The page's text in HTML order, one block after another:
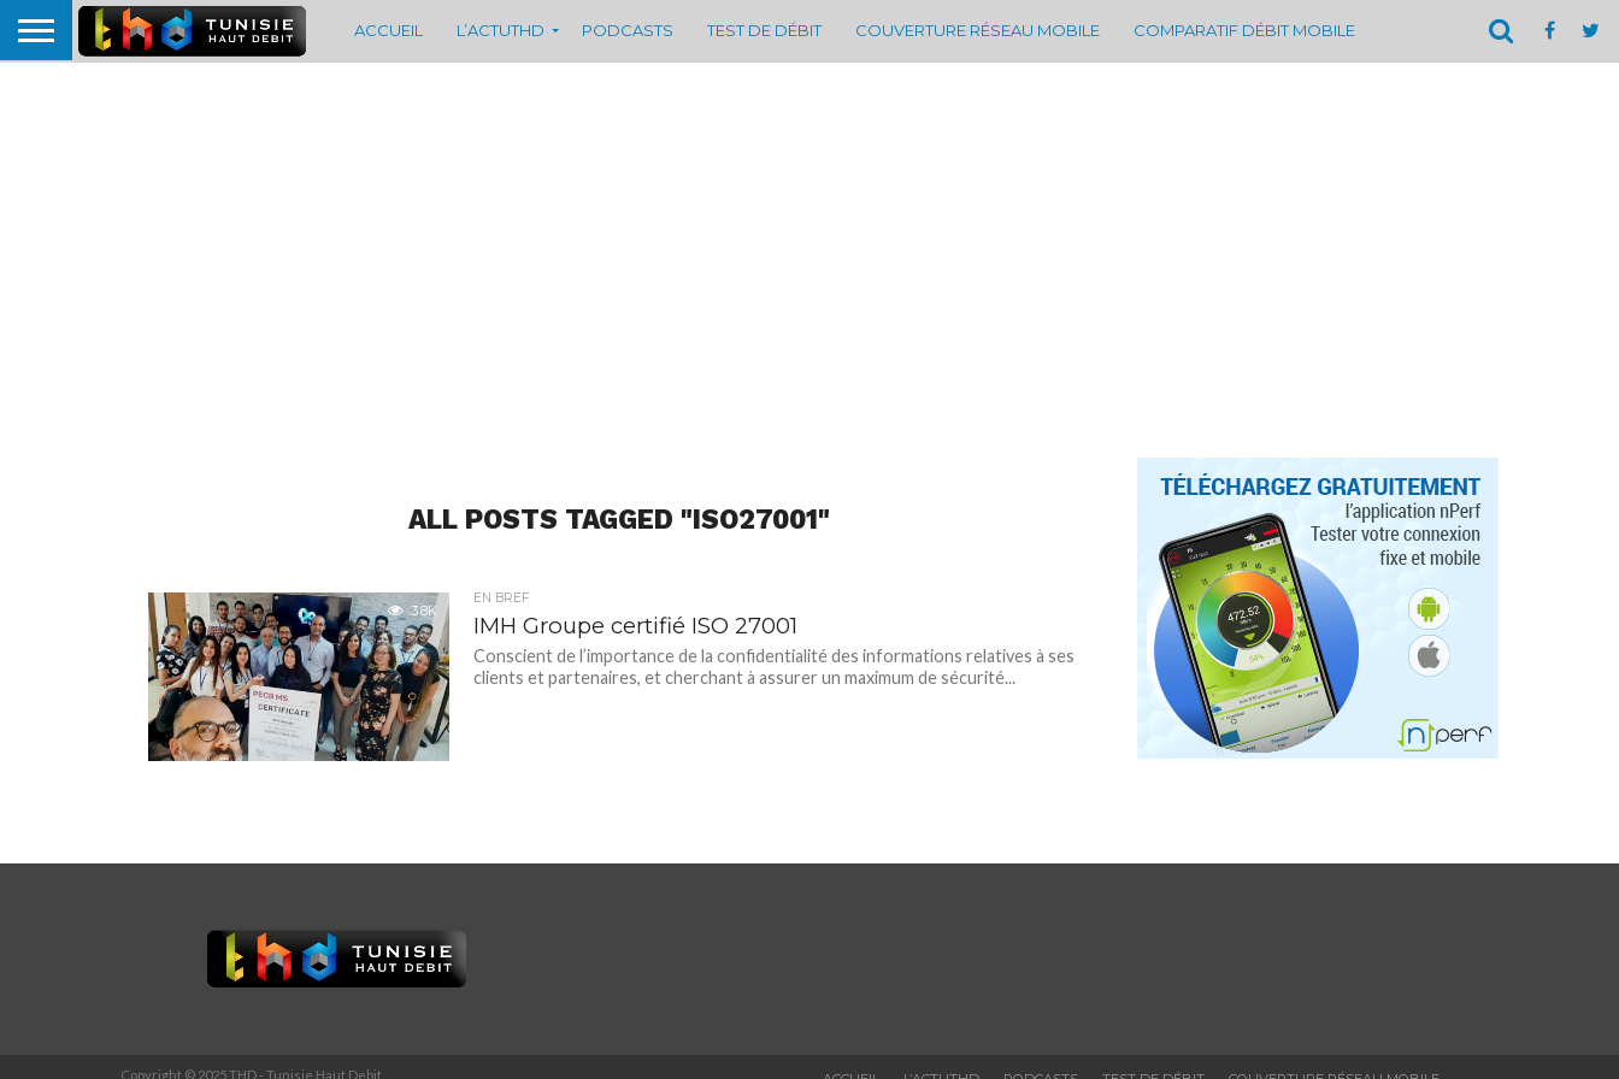
ACCUEIL L’ACTUTHD PODCASTS TEST DE DÉBIT COUVERTURE RÉSEAU MOBILE COMPARATIF DÉBIT MOBILE
ALL POSTS TAGGED "ISO27001"
3.8K
EN BREF
IMH Groupe certifié ISO 27001
Conscient de l’importance de la confidentialité des informations relatives à ses
clients et partenaires, et cherchant à assurer un maximum de sécurité...
Copyright © 2025 THD - Tunisie Haut Debit.